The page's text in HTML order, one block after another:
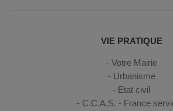
VIE PRATIQUE
Votre Mairie
Urbanisme
Etat civil
C.C.A.S. - France